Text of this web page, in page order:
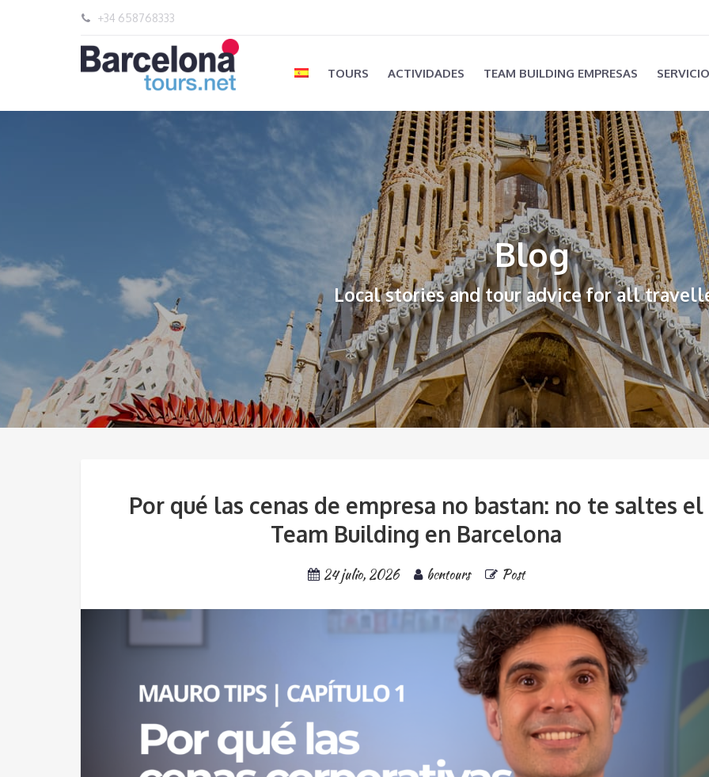
+34 658768333
TOURS ACTIVIDADES TEAM BUILDING EMPRESAS
Blog
Local stories and tour advice for all
Por qué las cenas de empresa no bastan: no te saltes el
Team Building en Barcelona
24 julio, 2026 bcntours Post